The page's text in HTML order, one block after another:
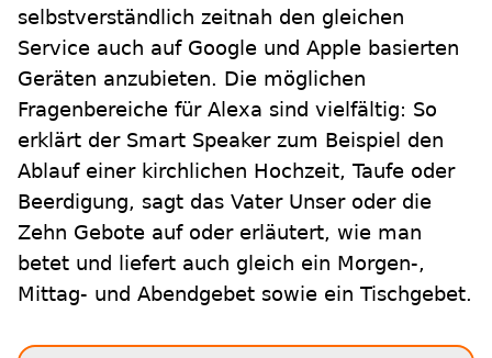
selbstverständlich zeitnah den gleichen
Service auch auf Google und Apple basierten
Geräten anzubieten. Die möglichen
Fragenbereiche für Alexa sind vielfältig: So
erklärt der Smart Speaker zum Beispiel den
Ablauf einer kirchlichen Hochzeit, Taufe oder
Beerdigung, sagt das Vater Unser oder die
Zehn Gebote auf oder erläutert, wie man
betet und liefert auch gleich ein Morgen-,
Mittag- und Abendgebet sowie ein Tischgebet.